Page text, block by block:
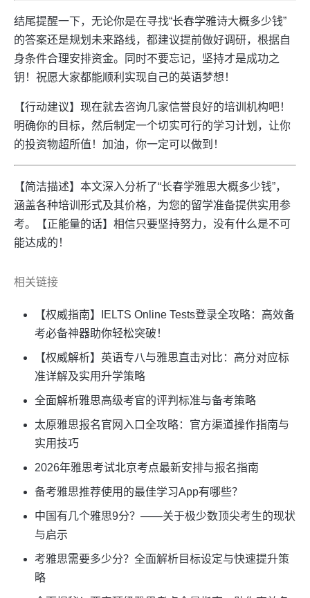
结尾提醒一下，无论你是在寻找“长春学雅诗大概多少钱”
的答案还是规划未来路线，都建议提前做好调研，根据自
身条件合理安排资金。同时不要忘记，坚持才是成功之
钥！祝愿大家都能顺利实现自己的英语梦想！
【行动建议】现在就去咨询几家信誉良好的培训机构吧！
明确你的目标，然后制定一个切实可行的学习计划，让你
的投资物超所值！加油，你一定可以做到！
【简洁描述】本文深入分析了“长春学雅思大概多少钱”，
涵盖各种培训形式及其价格，为您的留学准备提供实用参
考。【正能量的话】相信只要坚持努力，没有什么是不可
能达成的！
相关链接
【权威指南】IELTS Online Tests登录全攻略：高效备
考必备神器助你轻松突破！
【权威解析】英语专八与雅思直击对比：高分对应标
准详解及实用升学策略
全面解析雅思高级考官的评判标准与备考策略
太原雅思报名官网入口全攻略：官方渠道操作指南与
实用技巧
2026年雅思考试北京考点最新安排与报名指南
备考雅思推荐使用的最佳学习App有哪些？
中国有几个雅思9分？——关于极少数顶尖考生的现状
与启示
考雅思需要多少分？全面解析目标设定与快速提升策
略